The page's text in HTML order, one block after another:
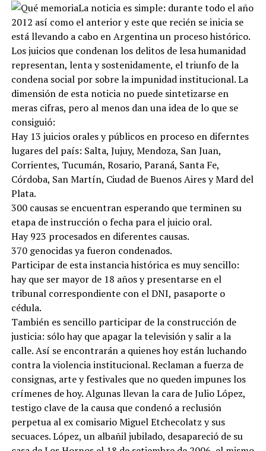
La noticia es simple: durante todo el año
2012 así como el anterior y este que recién se inicia se
está llevando a cabo en Argentina un proceso histórico.
Los juicios que condenan los delitos de lesa humanidad
representan, lenta y sostenidamente, el triunfo de la
condena social por sobre la impunidad institucional. La
dimensión de esta noticia no puede sintetizarse en
meras cifras, pero al menos dan una idea de lo que se
consiguió:
Hay 13 juicios orales y públicos en proceso en diferntes
lugares del país: Salta, Jujuy, Mendoza, San Juan,
Corrientes, Tucumán, Rosario, Paraná, Santa Fe,
Córdoba, San Martín, Ciudad de Buenos Aires y Mard del
Plata.
300 causas se encuentran esperando que terminen su
etapa de instrucción o fecha para el juicio oral.
Hay 923 procesados en diferentes causas.
370 genocidas ya fueron condenados.
Participar de esta instancia histórica es muy sencillo:
hay que ser mayor de 18 años y presentarse en el
tribunal correspondiente con el DNI, pasaporte o
cédula.
También es sencillo participar de la construcción de
justicia: sólo hay que apagar la televisión y salir a la
calle. Así se encontrarán a quienes hoy están luchando
contra la violencia institucional. Reclaman a fuerza de
consignas, arte y festivales que no queden impunes los
crímenes de hoy. Algunas llevan la cara de Julio López,
testigo clave de la causa que condenó a reclusión
perpetua al ex comisario Miguel Etchecolatz y sus
secuaces. López, un albañil jubilado, desapareció de su